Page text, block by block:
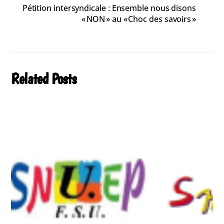
Pétition intersyndicale : Ensemble nous disons
« NON » au « Choc des savoirs »
Related Posts